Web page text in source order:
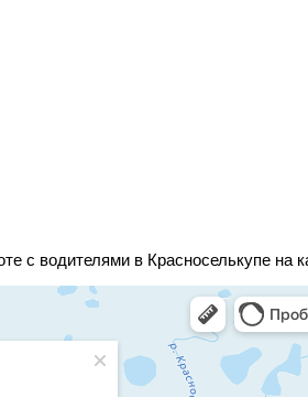
с водителями в Красноселькупе на